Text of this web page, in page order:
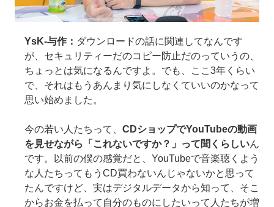
YsK-与作： ダウンロードの話に関連してなんです
が、セキュリティーだのコピー防止だのっていうの、
ちょっとは気になるんですよ。でも、ここ3年くらい
で、それはもうあんまり気にしなくていいのかなって
思い始めました。
今の若い人たちって、 CDショップでYouTubeの動画
を見せながら「これないですか？」って聞くらしいん
です。以前の僕の感覚だと、YouTubeで音楽聴くよう
な人たちってもうCD買わないんじゃないかと思って
たんですけど、実はデジタルデータから知って、そこ
からお金を払って自分のものにしたいって人たちが増